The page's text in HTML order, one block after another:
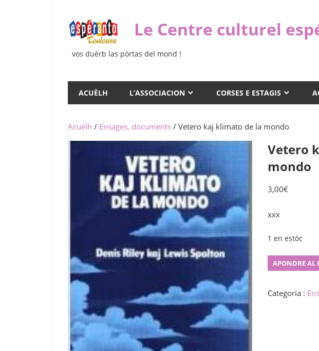
content
Le Centre culturel
vos duèrb las pòrtas del mond !
ACUÈLH L’ASSOCIACION CORSES E ESTAGIS
Acuèlh / Ensages, documents / Vetero kaj klimato de la mondo
Vetero
mondo
3,00€
xxx
1 en estòc
Vetero
klimato
APONDRE AL
Categoria :